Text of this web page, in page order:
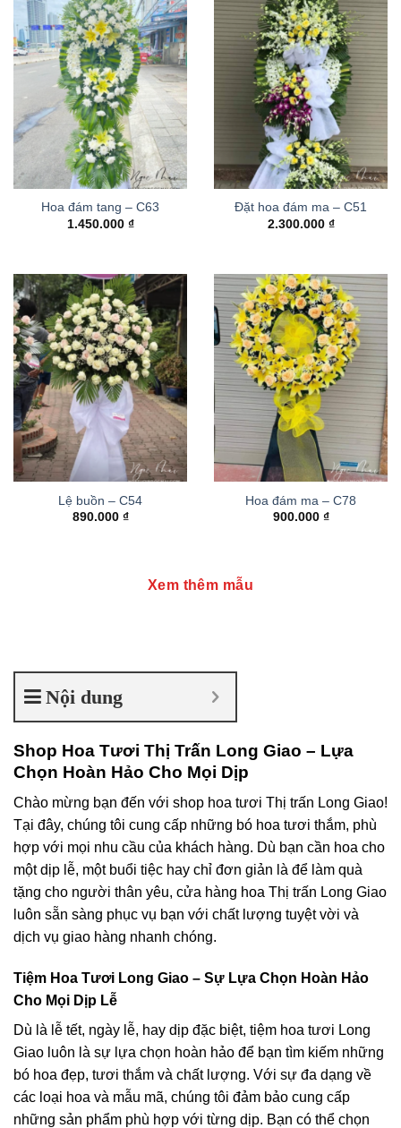
Hoa đám tang – C63
1.450.000 ₫
Đặt hoa đám ma – C51
2.300.000 ₫
Lệ buồn – C54
890.000 ₫
Hoa đám ma – C78
900.000 ₫
Xem thêm mẫu
Nội dung
Shop Hoa Tươi Thị Trấn Long Giao – Lựa
Chọn Hoàn Hảo Cho Mọi Dịp
Chào mừng bạn đến với shop hoa tươi Thị trấn Long Giao!
Tại đây, chúng tôi cung cấp những bó hoa tươi thắm, phù
hợp với mọi nhu cầu của khách hàng. Dù bạn cần hoa cho
một dịp lễ, một buổi tiệc hay chỉ đơn giản là để làm quà
tặng cho người thân yêu, cửa hàng hoa Thị trấn Long Giao
luôn sẵn sàng phục vụ bạn với chất lượng tuyệt vời và
dịch vụ giao hàng nhanh chóng.
Tiệm Hoa Tươi Long Giao – Sự Lựa Chọn Hoàn Hảo
Cho Mọi Dịp Lễ
Dù là lễ tết, ngày lễ, hay dịp đặc biệt, tiệm hoa tươi Long
Giao luôn là sự lựa chọn hoàn hảo để bạn tìm kiếm những
bó hoa đẹp, tươi thắm và chất lượng. Với sự đa dạng về
các loại hoa và mẫu mã, chúng tôi đảm bảo cung cấp
những sản phẩm phù hợp với từng dịp. Bạn có thể chọn